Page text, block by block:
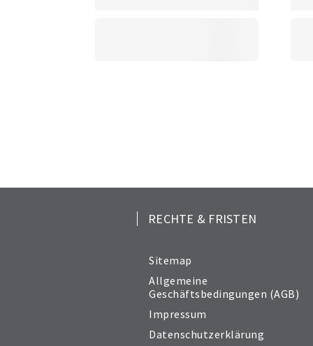
RECHTE & FRISTEN
Sitemap
Allgemeine
Geschäftsbedingungen (AGB)
Impressum
Datenschutzerklärung